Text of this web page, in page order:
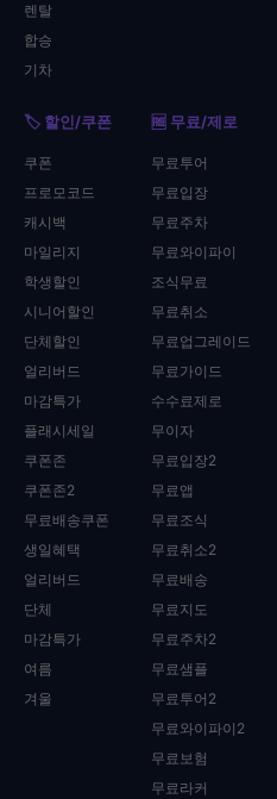
렌탈
합승
기차
🏷️ 할인/쿠폰
쿠폰
프로모코드
캐시백
마일리지
학생할인
시니어할인
단체할인
얼리버드
마감특가
플래시세일
쿠폰존
쿠폰존2
무료배송쿠폰
생일혜택
얼리버드
단체
마감특가
여름
겨울
🆓 무료/제로
무료투어
무료입장
무료주차
무료와이파이
조식무료
무료취소
무료업그레이드
무료가이드
수수료제로
무이자
무료입장2
무료앱
무료조식
무료취소2
무료배송
무료지도
무료주차2
무료샘플
무료투어2
무료와이파이2
무료보험
무료라커